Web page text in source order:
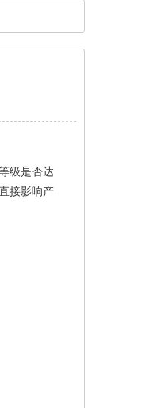
级是否达
接影响产